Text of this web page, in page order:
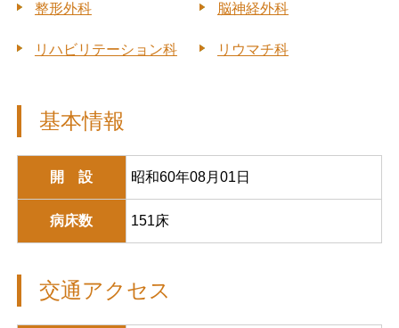
整形外科 脳神経外科
リハビリテーション科 リウマチ科
基本情報
開 設 昭和60年08月01日
病床数 151床
交通アクセス